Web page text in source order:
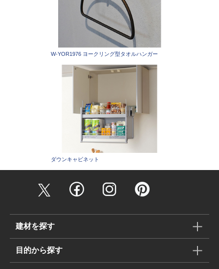
W-YOR1976 ヨークリング型タオルハンガー
ダウンキャビネット
建材を探す
目的から探す